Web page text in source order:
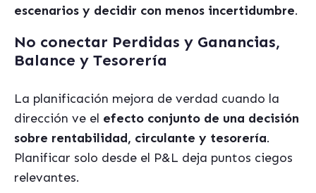
escenarios y decidir con menos incertidumbre.
No conectar Perdidas y Ganancias,
Balance y Tesorería
La planificación mejora de verdad cuando la
dirección ve el efecto conjunto de una decisión
sobre rentabilidad, circulante y tesorería.
Planificar solo desde el P&L deja puntos ciegos
relevantes.